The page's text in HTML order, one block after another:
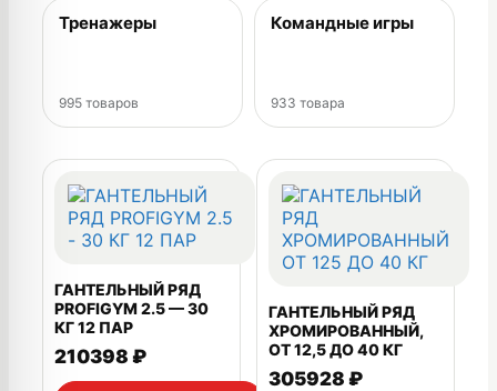
Тренажеры
995 товаров
Командные игры
933 товара
ГАНТЕЛЬНЫЙ РЯД
PROFIGYM 2.5 — 30
КГ 12 ПАР
210398 ₽
ГАНТЕЛЬНЫЙ РЯД
ХРОМИРОВАННЫЙ,
ОТ 12,5 ДО 40 КГ
305928 ₽